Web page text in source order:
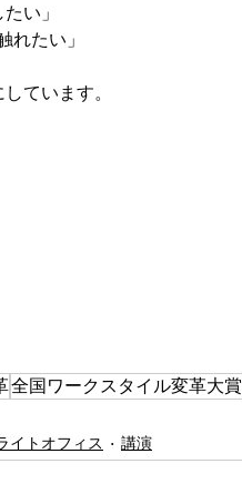
い」
れたい」
ています。
全国ワークスタイル変革大賞
イトオフィス 講演